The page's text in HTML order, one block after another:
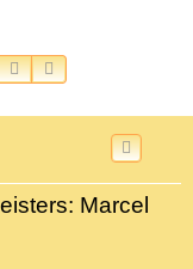
SUCHEERWEITERTE
Marcel